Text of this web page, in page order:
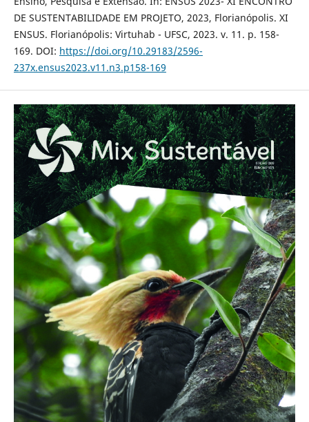
DE SUSTENTABILIDADE EM PROJETO, 2023, Florianópolis. XI
ENSUS. Florianópolis: Virtuhab - UFSC, 2023. v. 11. p. 158-
169. DOI: https://doi.org/10.29183/2596-
237x.ensus2023.v11.n3.p158-169